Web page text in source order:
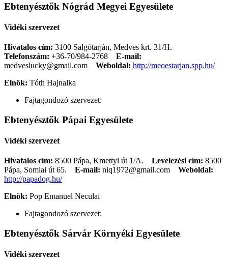
Ebtenyésztők Nógrád Megyei Egyesülete
Vidéki szervezet
Hivatalos cím: 3100 Salgótarján, Medves krt. 31/H.
Telefonszám: +36-70/984-2768
E-mail:
medveslucky@gmail.com
Weboldal: http://meoestarjan.spp.hu/
Elnök: Tóth Hajnalka
Fajtagondozó szervezet:
Ebtenyésztők Pápai Egyesülete
Vidéki szervezet
Hivatalos cím: 8500 Pápa, Kmettyi út 1/A. Levelezési cím: 8500
Pápa, Somlai út 65.
E-mail: niq1972@gmail.com
Weboldal:
http://papadog.hu/
Elnök: Pop Emanuel Neculai
Fajtagondozó szervezet:
Ebtenyésztők Sárvár Környéki Egyesülete
Vidéki szervezet